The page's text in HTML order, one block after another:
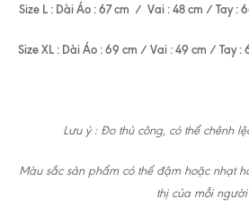
Size L : Dài Áo : 67 cm / Vai : 48 cm / Tay :
Size XL : Dài Áo : 69 cm / Vai : 49 cm / Tay :
Lưu ý : Đo thủ công, có thể chênh
Màu sắc sản phẩm có thể đậm hoặc nhạt
thị của mỗi người